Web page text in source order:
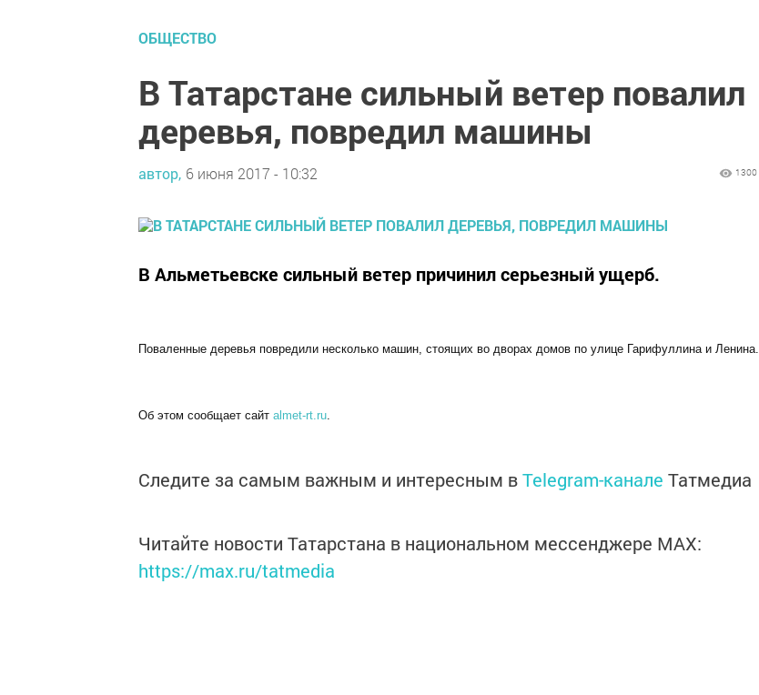
ОБЩЕСТВО
В Татарстане сильный ветер повалил
деревья, повредил машины
автор, 6 июня 2017 - 10:32 1300
В Альметьевске сильный ветер причинил серьезный ущерб.
Поваленные деревья повредили несколько машин, стоящих во дворах домов по улице Гарифуллина и Ленина.
Об этом сообщает сайт almet-rt.ru.
Следите за самым важным и интересным вTelegram-канале Татмедиа
Читайте новости Татарстана в национальном мессенджере MАХ:
https://max.ru/tatmedia